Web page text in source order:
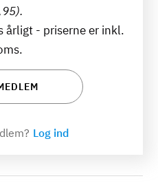
årligt - priserne er inkl.
Log ind